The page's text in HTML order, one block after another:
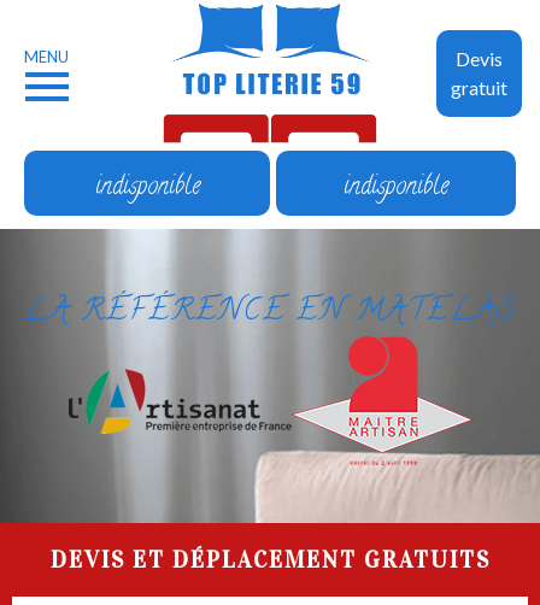
Devis
gratuit
MENU
indisponible indisponible
LA RÉFÉRENCE EN MATELAS
DEVIS ET DÉPLACEMENT GRATUITS